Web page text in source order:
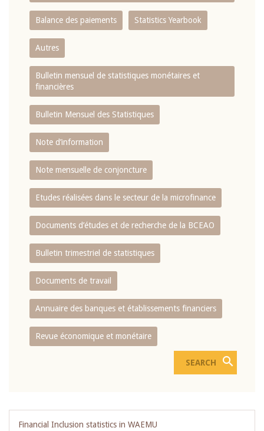
Balance des paiements Statistics Yearbook
Autres
Bulletin mensuel de statistiques monétaires et
financières
Bulletin Mensuel des Statistiques
Note d’information
Note mensuelle de conjoncture
Etudes réalisées dans le secteur de la microfinance
Documents d’études et de recherche de la BCEAO
Bulletin trimestriel de statistiques
Documents de travail
Annuaire des banques et établissements financiers
Revue économique et monétaire
Financial Inclusion statistics in WAEMU